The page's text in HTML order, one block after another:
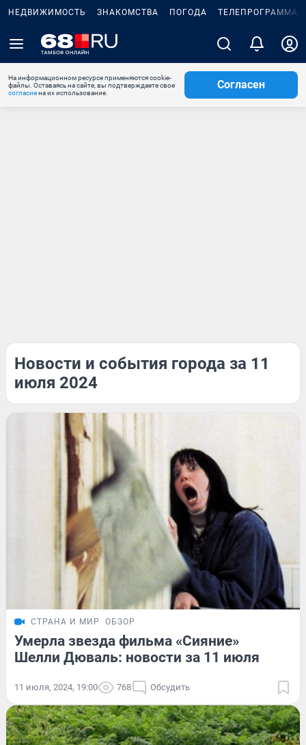
НЕДВИЖИМОСТЬ ЗНАКОМСТВА ПОГОДА ТЕЛЕПРОГРАММА
На информационном ресурсе применяются cookie-
файлы. Оставаясь на сайте, вы подтверждаете свое
согласиена их использование.
Согласен
Новости и события города за 11
июля 2024
СТРАНА И МИР ОБЗОР
Умерла звезда фильма «Сияние»
Шелли Дюваль: новости за 11 июля
11 июля, 2024, 19:00 768 Обсудить